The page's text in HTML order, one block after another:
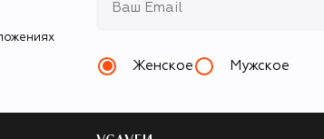
Женское Мужское